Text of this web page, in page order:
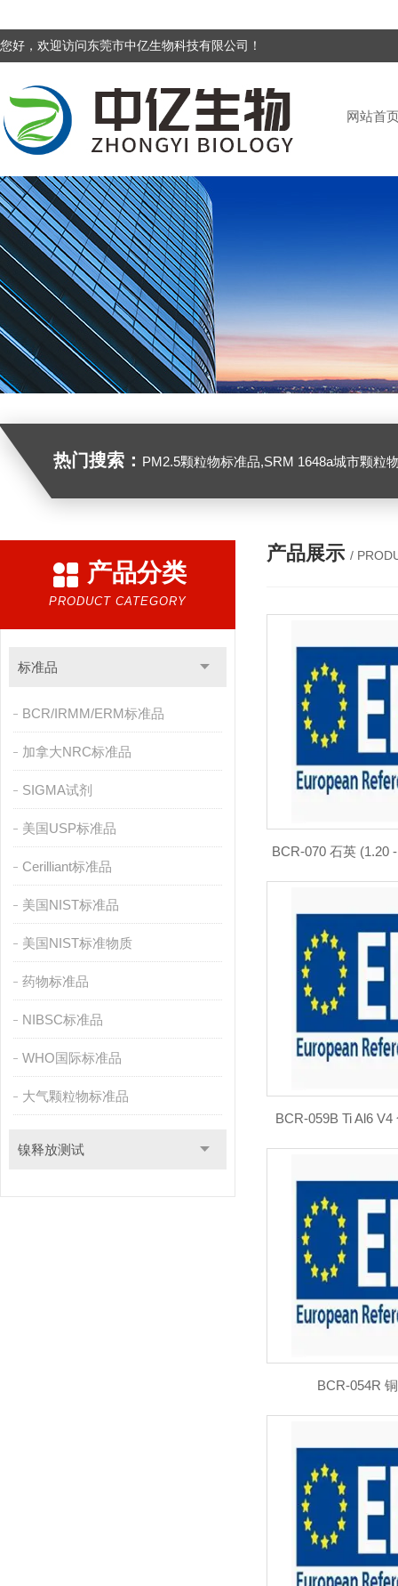
您好，欢迎访问东莞市中亿生物科技有限公司！
网站首
热门搜索： PM2.5颗粒物标准品,SRM 1648a城市颗粒物,SRM 1649B
产品分类
PRODUCT CATEGORY
标准品
BCR/IRMM/ERM标准品
加拿大NRC标准品
SIGMA试剂
美国USP标准品
Cerilliant标准品
美国NIST标准品
美国NIST标准物质
药物标准品
NIBSC标准品
WHO国际标准品
大气颗粒物标准品
镍释放测试
产品展示 /
BCR-070 石英 (1.20
BCR-059B Ti Al6
BCR-054R